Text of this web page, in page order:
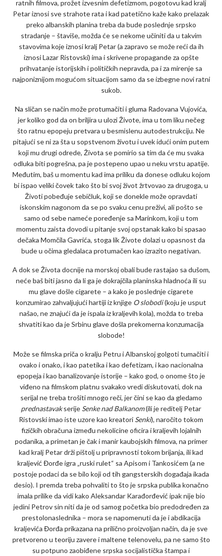
ratnih filmova, prožet izvesnim defetizmom, pogotovu kad kralj
Petar iznosi sve strahote rata i kad patetično kaže kako prelazak
preko albanskih planina treba da bude poslednje srpsko
stradanje – štaviše, možda će se nekome učiniti da u takvim
stavovima koje iznosi kralj Petar (a zapravo se može reći da ih
iznosi Lazar Ristovski) ima i skrivene propagande za opšte
prihvatanje istorijskih i političkih nepravda, pa i za mirenje sa
najponiznijom mogućom situacijom samo da se izbegne novi ratni
sukob.
Na sličan se način može protumačiti i gluma Radovana Vujovića,
jer koliko god da on briljira u ulozi Živote, ima u tom liku nečeg
što ratnu epopeju pretvara u besmislenu autodestrukciju. Ne
pitajući se ni za šta u sopstvenom životu i uvek idući onim putem
koji mu drugi odrede, Života se pomirio sa tim da će mu svaka
odluka biti pogrešna, pa je postepeno upao u neku vrstu apatije.
Međutim, baš u momentu kad ima priliku da donese odluku kojom
bi ispao veliki čovek tako što bi svoj život žrtvovao za drugoga, u
Životi pobeđuje sebičluk, koji se donekle može opravdati
iskonskim nagonom da se po svaku cenu preživi, ali pošto se
samo od sebe nameće poređenje sa Marinkom, koji u tom
momentu zaista dovodi u pitanje svoj opstanak kako bi spasao
dečaka Momčila Gavrića, stoga lik Živote dolazi u opasnost da
bude u očima gledalaca protumačen kao izrazito negativan.
A dok se Života docnije na morskoj obali bude rastajao sa dušom,
neće baš biti jasno da li ga je dokrajčila planinska hladnoća ili su
mu glave došle cigarete – a kako je poslednje cigarete
konzumirao zahvaljujući hartiji iz knjige O slobodi(koju je usput
našao, ne znajući da je ispala iz kraljevih kola), možda to treba
shvatiti kao da je Srbinu glave došla prekomerna konzumacija
slobode!
Može se filmska priča o kralju Petru i Albanskoj golgoti tumačiti i
ovako i onako, i kao patetika i kao defetizam, i kao nacionalna
epopeja i kao banalizovanje istorije – kako god, o onome što je
viđeno na filmskom platnu svakako vredi diskutovati, dok na
serijal ne treba trošiti mnogo reči, jer čini se kao da gledamo
prednastavakserije Senke nad Balkanom(ili je reditelj Petar
Ristovski imao iste uzore kao kreatori Senki), naročito tokom
fizičkih obračuna između nekolicine oficira i kraljevih lojalnih
podanika, a primetan je čak i manir kaubojskih filmova, na primer
kad kralj Petar drži pištolj u pripravnosti tokom brijanja, ili kad
kraljević Đorđe igra „ruski rulet“ sa Apisom i Tankosićem (a ne
postoje podaci da se bilo koji od tih gangsterskih događaja ikada
desio). I premda treba pohvaliti to što je srpska publika konačno
imala prilike da vidi kako Aleksandar Karađorđević ipak nije bio
jedini Petrov sin niti da je od samog početka bio predodređen za
prestolonaslednika – mora se napomenuti da je i abdikacija
kraljevića Đorđa prikazana na prilično proizvoljan način, da je sve
pretvoreno u teoriju zavere i maltene telenovelu, pa ne samo što
su potpuno zaobiđene srpska socijalistička štampa i